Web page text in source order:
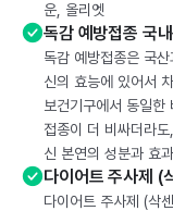
운, 올리엣
독감 예방접종 국
독감 예방접종은 국
신의 효능에 있어서
보건기구에서 동일
접종이 더 비싸더라
신 본연의 성분과 효
다이어트 주사제 (
다이어트 주사제 (삭